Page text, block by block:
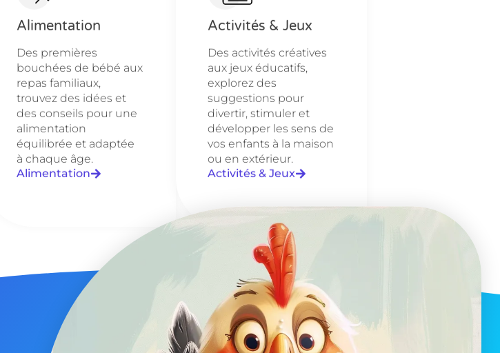
Alimentation
Des premières
bouchées de bébé aux
repas familiaux,
trouvez des idées et
des conseils pour une
alimentation
équilibrée et adaptée
à chaque âge.
Alimentation
Activités & Jeux
Des activités créatives
aux jeux éducatifs,
explorez des
suggestions pour
divertir, stimuler et
développer les sens de
vos enfants à la maison
ou en extérieur.
Activités & Jeux